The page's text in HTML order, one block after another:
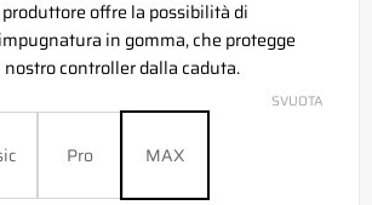
offre la possibilità di
in gomma, che protegge
controller dalla caduta.
Pro MAX
SVUOTA